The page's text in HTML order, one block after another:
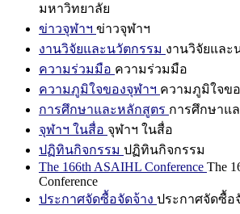
มหาวิทยาลัย
ข่าวจุฬาฯ ข่าวจุฬาฯ
งานวิจัยและนวัตกรรม งานวิจัยและ
ความร่วมมือ ความร่วมมือ
ความภูมิใจของจุฬาฯ ความภูมิใจข
การศึกษาและหลักสูตร การศึกษาแ
จุฬาฯ ในสื่อ จุฬาฯ ในสื่อ
ปฏิทินกิจกรรม ปฏิทินกิจกรรม
The 166th ASAIHL Conference The
Conference
ประกาศจัดซื้อจัดจ้าง ประกาศจัดซื้อ